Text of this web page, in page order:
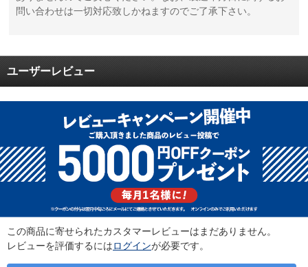
問い合わせは一切対応致しかねますのでご了承下さい。
ユーザーレビュー
この商品に寄せられたカスタマーレビューはまだありません。
レビューを評価するにはログインが必要です。